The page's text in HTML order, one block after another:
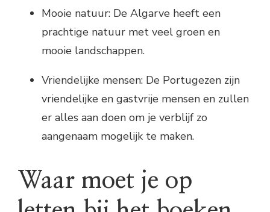
Mooie natuur: De Algarve heeft een
prachtige natuur met veel groen en
mooie landschappen.
Vriendelijke mensen: De Portugezen zijn
vriendelijke en gastvrije mensen en zullen
er alles aan doen om je verblijf zo
aangenaam mogelijk te maken.
Waar moet je op